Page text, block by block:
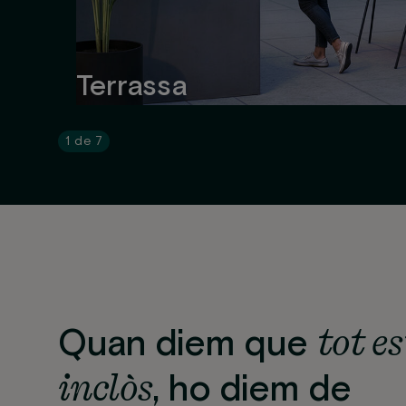
Terrassa
1 de 7
Quan diem que tot
inclòs, ho diem de